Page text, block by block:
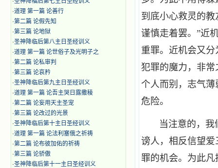
·道理 第一篇 论善行
·第二篇 论假先知
·第三篇 论地狱
·圣神降临后第八主日圣经训义
·道理 第一篇 论世俗子及光明子之
·第二篇 论私审判
·第三篇 论哀矜
·圣神降临后第九主日圣经训义
·道理 第一篇 论吾主哭日露撒稜
·第二篇 论妄用天主圣宠
·第三篇 论改过的光景
·圣神降临后第十主日圣经训义
·道理 第一篇 论法利塞俄之祈祷
·第二篇 论布彼加佑的祈祷
·第三篇 论骄傲
·圣神降临后第十一主日圣经训义
到底小心救灵的
谨慎走着罢。”近
重罪。近机会又
犯罪的魔力，非
个人而别，志气
危险。
当注意的，
谤人，相反信望
罪的机会。为此